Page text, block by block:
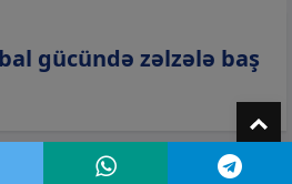
gücündə zəlzələ baş